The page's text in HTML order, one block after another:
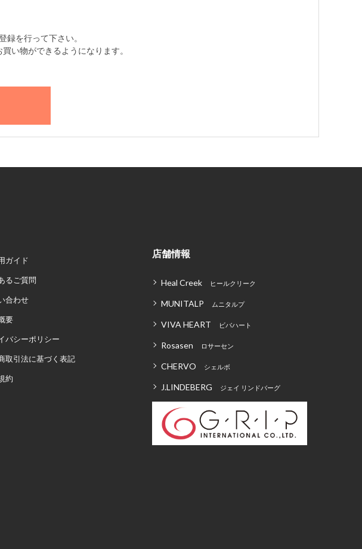
録を行って下さい。
い物ができるようになります。
ガイド
るご質問
合わせ
要
バシーポリシー
取引法に基づく表記
約
店舗情報
Heal Creek ヒールクリーク
MUNITALP ムニタルプ
VIVA HEART ビバハート
Rosasen ロサーセン
CHERVO シェルボ
J.LINDEBERG ジェイ リンドバーグ